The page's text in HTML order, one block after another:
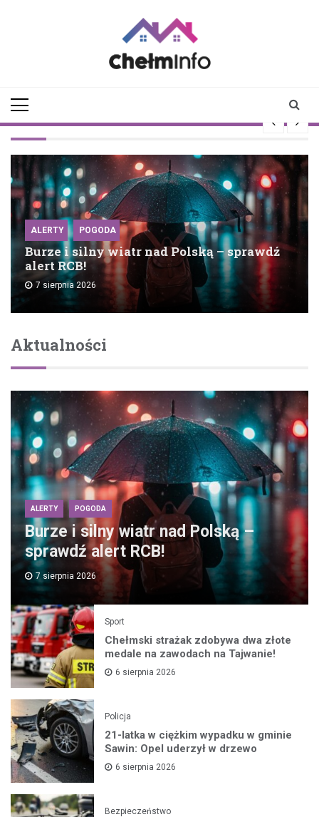
ALERTY POGODA
Burze i silny wiatr nad Polską – sprawdź
alert RCB!
7 sierpnia 2026
Aktualności
ALERTY POGODA
Burze i silny wiatr nad Polską –
sprawdź alert RCB!
7 sierpnia 2026
Sport
Chełmski strażak zdobywa dwa złote
medale na zawodach na Tajwanie!
6 sierpnia 2026
Policja
21-latka w ciężkim wypadku w gminie
Sawin: Opel uderzył w drzewo
6 sierpnia 2026
Bezpieczeństwo